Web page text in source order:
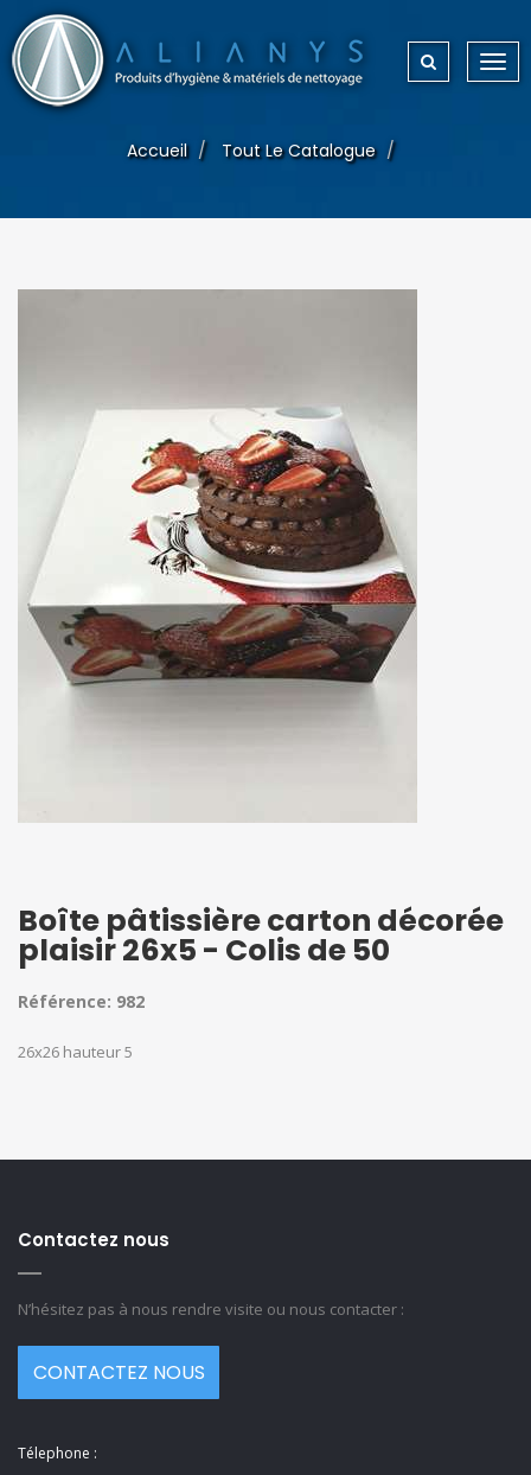
Accueil Tout Le Catalogue
Boîte pâtissière carton décorée
plaisir 26x5 - Colis de 50
Référence: 982
26x26 hauteur 5
Contactez nous
N’hésitez pas à nous rendre visite ou nous contacter :
CONTACTEZ NOUS
Télephone :